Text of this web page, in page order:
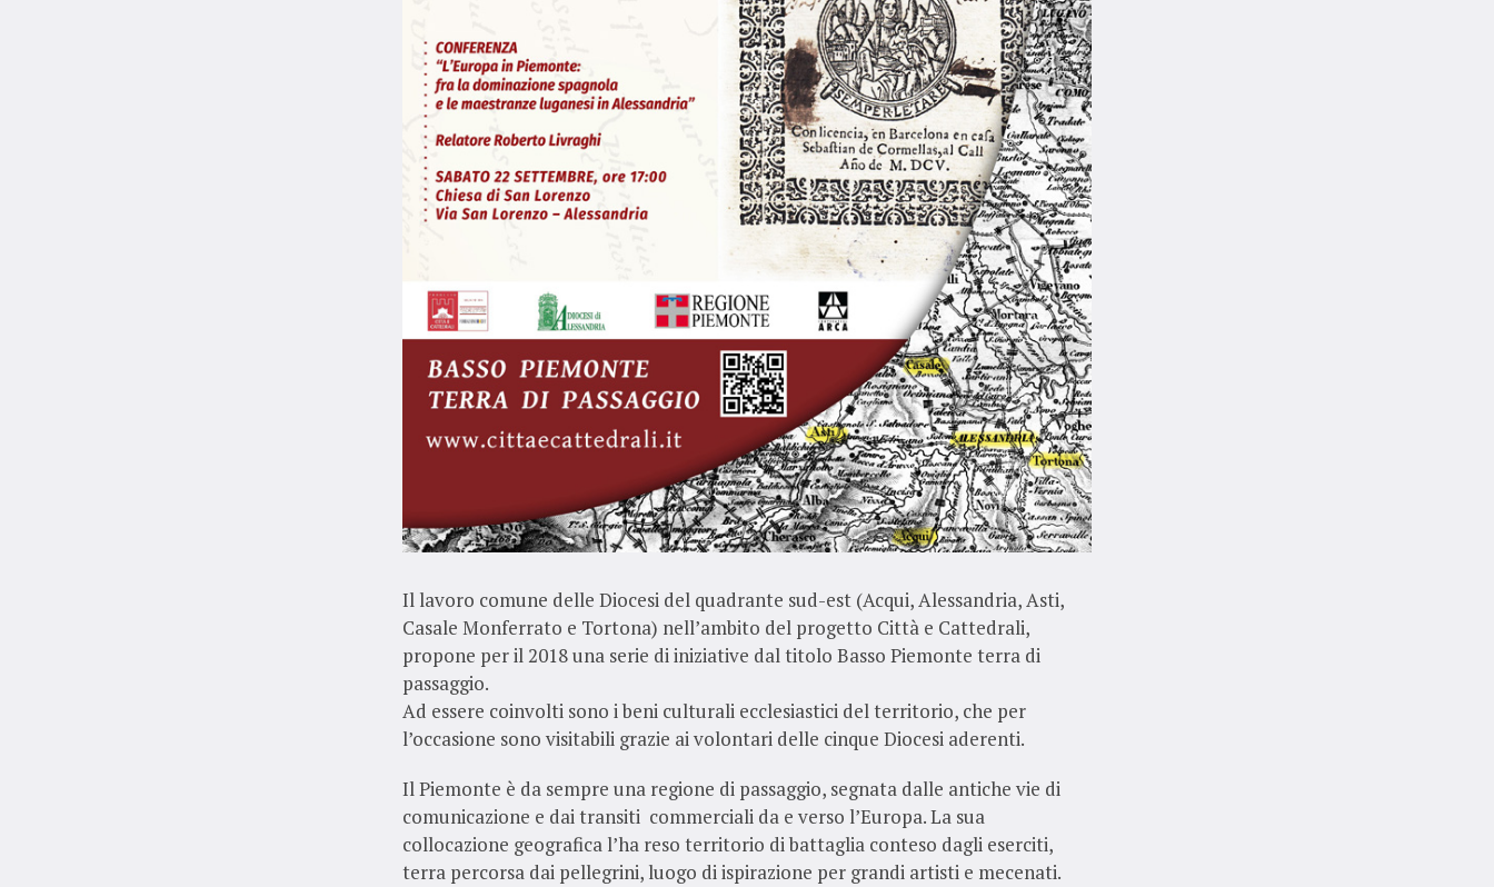
Il lavoro comune delle Diocesi del quadrante sud-est (Acqui, Alessandria, Asti,
Casale Monferrato e Tortona) nell’ambito del progetto Città e Cattedrali,
propone per il 2018 una serie di iniziative dal titolo Basso Piemonte terra di
passaggio.
Ad essere coinvolti sono i beni culturali ecclesiastici del territorio, che per
l’occasione sono visitabili grazie ai volontari delle cinque Diocesi aderenti.
Il Piemonte è da sempre una regione di passaggio, segnata dalle antiche vie di
comunicazione e dai transiti commerciali da e verso l’Europa. La sua
collocazione geografica l’ha reso territorio di battaglia conteso dagli eserciti,
terra percorsa dai pellegrini, luogo di ispirazione per grandi artisti e mecenati.